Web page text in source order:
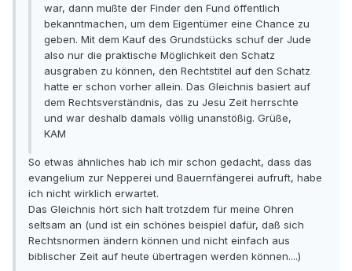
war, dann mußte der Finder den Fund öffentlich
bekanntmachen, um dem Eigentümer eine Chance zu
geben. Mit dem Kauf des Grundstücks schuf der Jude
also nur die praktische Möglichkeit den Schatz
ausgraben zu können, den Rechtstitel auf den Schatz
hatte er schon vorher allein. Das Gleichnis basiert auf
dem Rechtsverständnis, das zu Jesu Zeit herrschte
und war deshalb damals völlig unanstößig. Grüße,
KAM
So etwas ähnliches hab ich mir schon gedacht, dass das
evangelium zur Nepperei und Bauernfängerei aufruft, habe
ich nicht wirklich erwartet.
Das Gleichnis hört sich halt trotzdem für meine Ohren
seltsam an (und ist ein schönes beispiel dafür, daß sich
Rechtsnormen ändern können und nicht einfach aus
biblischer Zeit auf heute übertragen werden können....)